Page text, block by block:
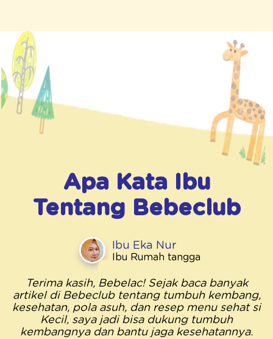
Apa Kata Ibu
Tentang Bebeclub
Ibu Eka Nur
Ibu Rumah tangga
Terima kasih, Bebelac! Sejak baca banyak
artikel di Bebeclub tentang tumbuh kembang,
kesehatan, pola asuh, dan resep menu sehat si
Kecil, saya jadi bisa dukung tumbuh
kembangnya dan bantu jaga kesehatannya.